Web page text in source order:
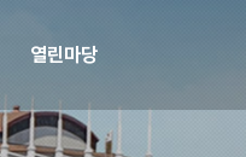
열린마당